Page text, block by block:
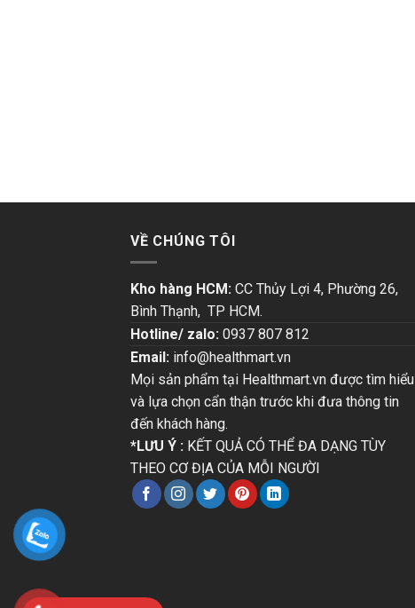
VỀ CHÚNG TÔI
Kho hàng HCM: CC Thủy Lợi 4, Phường 26,
Bình Thạnh, TP HCM.
Hotline/ zalo: 0937 807 812
Email: info@healthmart.vn
Mọi sản phẩm tại Healthmart.vn được tìm hiểu
và lựa chọn cẩn thận trước khi đưa thông tin
đến khách hàng.
*LƯU Ý : KẾT QUẢ CÓ THỂ ĐA DẠNG TÙY
THEO CƠ ĐỊA CỦA MỖI NGƯỜI